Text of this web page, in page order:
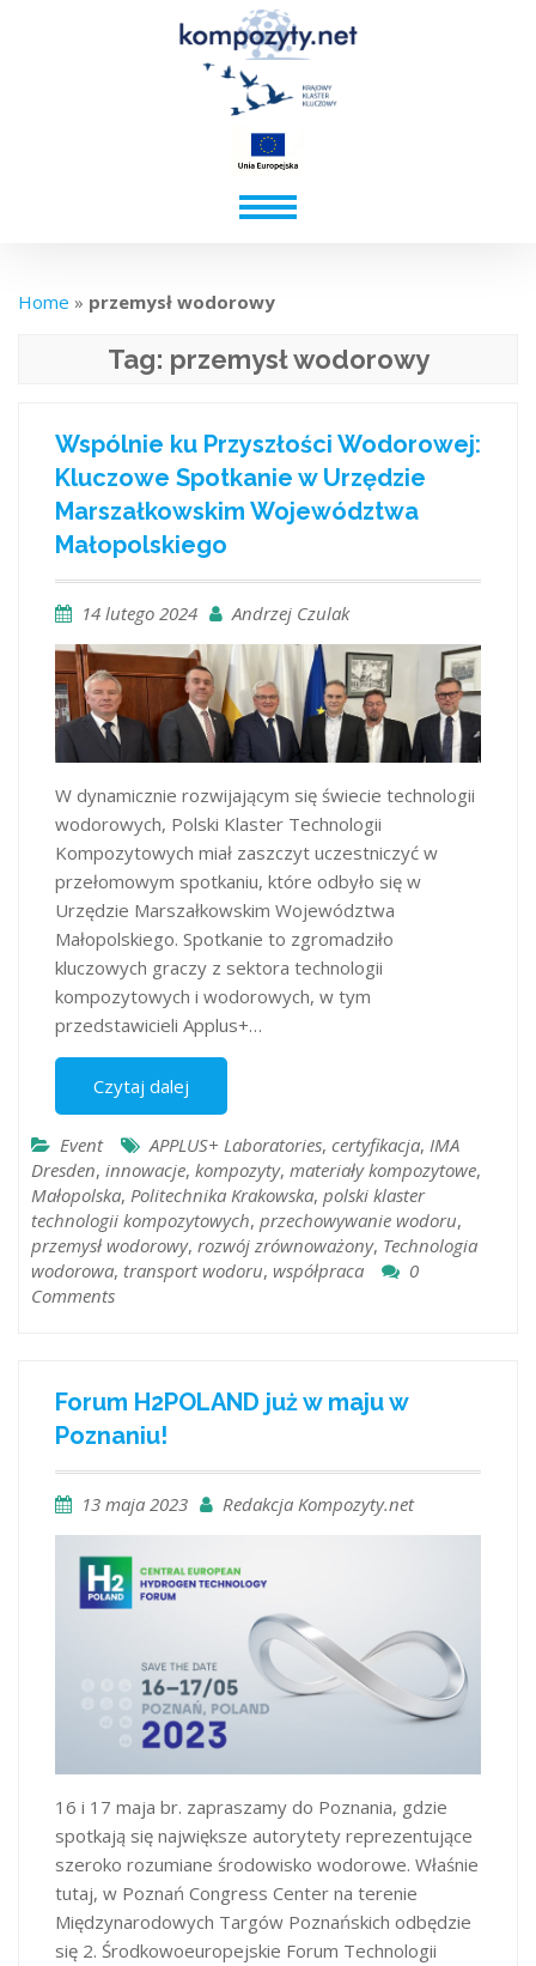
Home » przemysł wodorowy
Tag: przemysł wodorowy
Wspólnie ku Przyszłości Wodorowej:
Kluczowe Spotkanie w Urzędzie
Marszałkowskim Województwa
Małopolskiego
14 lutego 2024 Andrzej Czulak
W dynamicznie rozwijającym się świecie technologii
wodorowych, Polski Klaster Technologii
Kompozytowych miał zaszczyt uczestniczyć w
przełomowym spotkaniu, które odbyło się w
Urzędzie Marszałkowskim Województwa
Małopolskiego. Spotkanie to zgromadziło
kluczowych graczy z sektora technologii
kompozytowych i wodorowych, w tym
przedstawicieli Applus+…
Czytaj dalej
Event APPLUS+ Laboratories, certyfikacja, IMA
Dresden, innowacje, kompozyty, materiały kompozytowe,
Małopolska, Politechnika Krakowska, polski klaster
technologii kompozytowych, przechowywanie wodoru,
przemysł wodorowy, rozwój zrównoważony, Technologia
wodorowa, transport wodoru, współpraca
0
Comments
Forum H2POLAND już w maju w
Poznaniu!
13 maja 2023 Redakcja Kompozyty.net
16 i 17 maja br. zapraszamy do Poznania, gdzie
spotkają się największe autorytety reprezentujące
szeroko rozumiane środowisko wodorowe. Właśnie
tutaj, w Poznań Congress Center na terenie
Międzynarodowych Targów Poznańskich odbędzie
się 2. Środkowoeuropejskie Forum Technologii